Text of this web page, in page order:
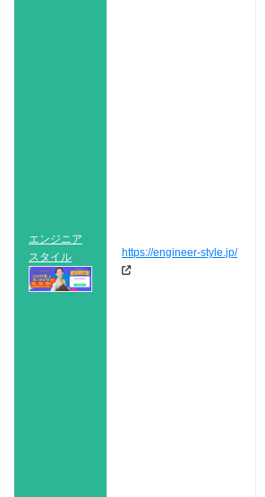
エンジニア
スタイル
https://engineer-style.jp/